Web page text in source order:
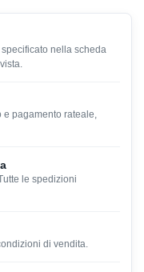
nella scheda
e pagamento rateale,
le spedizioni
di vendita.